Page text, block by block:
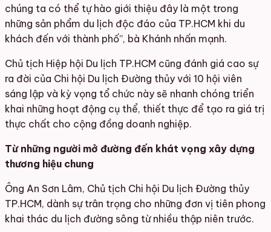
chúng ta có thể tự hào giới thiệu đây là một trong
những sản phẩm du lịch độc đáo của TP.HCM khi du
khách đến với thành phố”, bà Khánh nhấn mạnh.
Chủ tịch Hiệp hội Du lịch TP.HCM cũng đánh giá cao sự
ra đời của Chi hội Du lịch Đường thủy với 10 hội viên
sáng lập và kỳ vọng tổ chức này sẽ nhanh chóng triển
khai những hoạt động cụ thể, thiết thực để tạo ra giá trị
thực chất cho cộng đồng doanh nghiệp.
Từ những người mở đường đến khát vọng xây dựng
thương hiệu chung
Ông An Sơn Lâm, Chủ tịch Chi hội Du lịch Đường thủy
TP.HCM, dành sự trân trọng cho những đơn vị tiên phong
khai thác du lịch đường sông từ nhiều thập niên trước.